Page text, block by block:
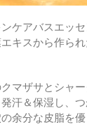
ケアバスエッ
キスから作ら
マザサとシャ
汗＆保湿し、
余分な皮脂を